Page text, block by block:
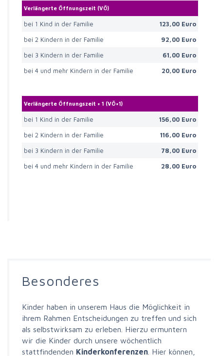
Verlängerte Öffnungszeit (VÖ)
bei 1 Kind in der Familie
123,00 Euro
bei 2 Kindern in der Familie
92,00 Euro
bei 3 Kindern in der Familie
61,00 Euro
bei 4 und mehr Kindern in der Familie
20,00 Euro
Verlängerte Öffnungszeit + 1 (VÖ+1)
bei 1 Kind in der Familie
156,00 Euro
bei 2 Kindern in der Familie
116,00 Euro
bei 3 Kindern in der Familie
78,00 Euro
bei 4 und mehr Kindern in der Familie
28,00 Euro
Besonderes
Kinder haben in unserem Haus die Möglichkeit in
ihrem Rahmen Entscheidungen zu treffen und sich
als selbstwirksam zu erleben. Hierzu ermuntern
wir die Kinder durch unsere wöchentlich
stattfindenden Kinderkonferenzen. Hier können,